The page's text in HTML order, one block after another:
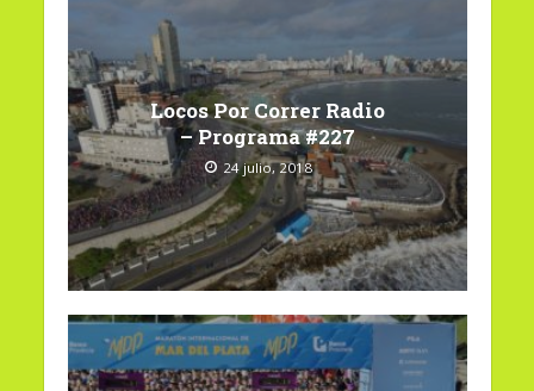
Locos Por Correr Radio
– Programa #227
24 julio, 2018